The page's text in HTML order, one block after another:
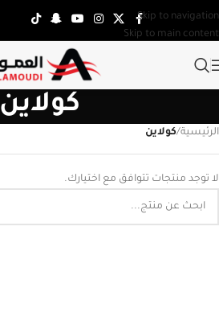
Skip to navigation
Skip to main content
كولاين
الرئيسية/كولاين
لا توجد منتجات تتوافق مع اختيارك.